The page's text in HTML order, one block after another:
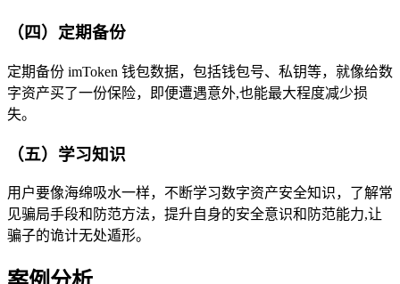
（四）定期备份
定期备份 imToken 钱包数据，包括钱包号、私钥等，就像给数
字资产买了一份保险，即便遭遇意外,也能最大程度减少损
失。
（五）学习知识
用户要像海绵吸水一样，不断学习数字资产安全知识，了解常
见骗局手段和防范方法，提升自身的安全意识和防范能力,让
骗子的诡计无处遁形。